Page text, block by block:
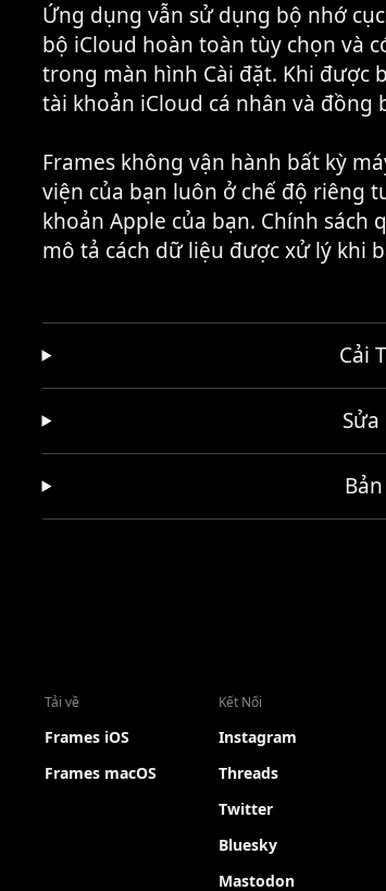
Ứng dụng vẫn sử dụng bộ nhớ
bộ iCloud hoàn toàn tùy chọn và
trong màn hình Cài đặt. Khi được
tài khoản iCloud cá nhân và đồng
Frames không vận hành bất kỳ
viện của bạn luôn ở chế độ riêng
khoản Apple của bạn. Chính
mô tả cách dữ liệu được xử lý khi
Cải
Sửa
Tải về
Frames iOS
Frames macOS
Kết Nối
Instagram
Threads
Twitter
Bluesky
Mastodon